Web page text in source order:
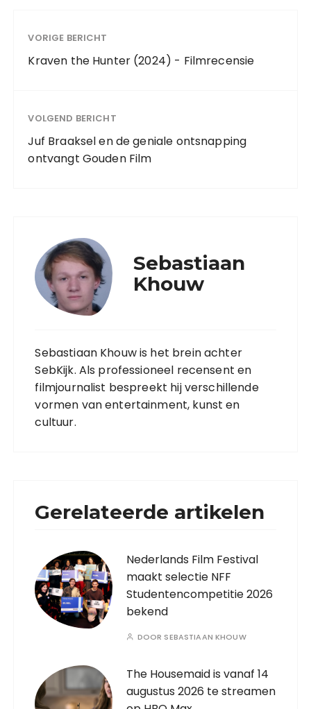
VORIGE BERICHT
Kraven the Hunter (2024) - Filmrecensie
VOLGEND BERICHT
Juf Braaksel en de geniale ontsnapping
ontvangt Gouden Film
Sebastiaan
Khouw
Sebastiaan Khouw is het brein achter
SebKijk. Als professioneel recensent en
filmjournalist bespreekt hij verschillende
vormen van entertainment, kunst en
cultuur.
Gerelateerde artikelen
Nederlands Film Festival
maakt selectie NFF
Studentencompetitie 2026
bekend
DOOR SEBASTIAAN KHOUW
The Housemaid is vanaf 14
augustus 2026 te streamen